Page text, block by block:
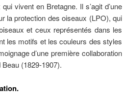
vivent en Bretagne. Il s’agit d’une
la protection des oiseaux (LPO), qui
et ceux représentés dans les
les motifs et les couleurs des styles
d’une première collaboration
(1829-1907).